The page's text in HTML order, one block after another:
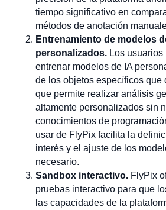
tiempo significativo en
métodos de anotación
Entrenamiento de modelos
personalizados. Los
entrenar modelos de IA
de los objetos específicos que
que permite realizar análisis
altamente personalizados sin
conocimientos de
usar de FlyPix facilita la
interés y el ajuste de los
necesario.
Sandbox interactivo. FlyPix
pruebas interactivo para que
las capacidades de la